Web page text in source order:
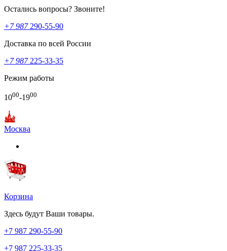
Остались вопросы? Звоните!
+7 987290-55-90
Доставка по всей России
+7 987225-33-35
Режим работы
1000-1900
Москва
Корзина
Здесь будут Ваши товары.
+7 987 290-55-90
+7 987 225-33-35